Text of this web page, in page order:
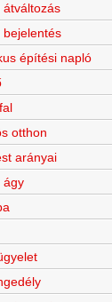
átváltozás
bejelentés
építési napló
otthon
arányai
ágy